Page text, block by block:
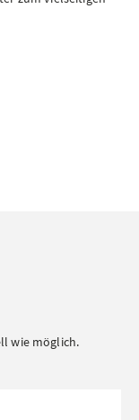
wie möglich.